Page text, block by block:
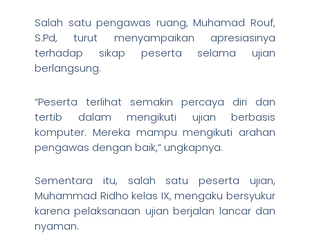
Salah satu pengawas ruang, Muhamad Rouf,
S.Pd, turut menyampaikan apresiasinya
terhadap sikap peserta selama ujian
berlangsung.
“Peserta terlihat semakin percaya diri dan
tertib dalam mengikuti ujian berbasis
komputer. Mereka mampu mengikuti arahan
pengawas dengan baik,” ungkapnya.
Sementara itu, salah satu peserta ujian,
Muhammad Ridho kelas IX, mengaku bersyukur
karena pelaksanaan ujian berjalan lancar dan
nyaman.